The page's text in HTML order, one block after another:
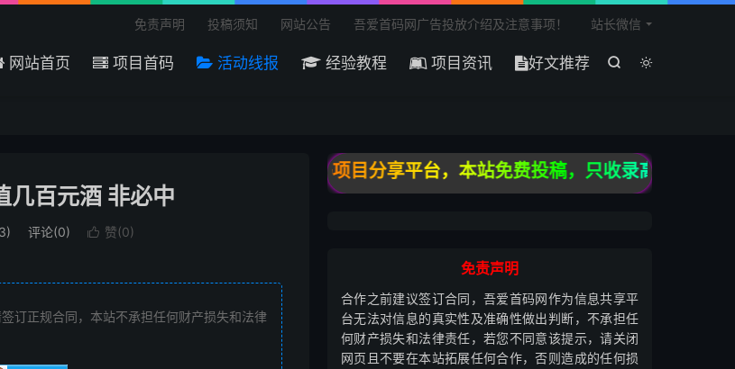


网站首页 项目首码 活动线报 经验教程 项目资讯 好文推荐
免责声明 投稿须知 网站公告 吾爱首码网广告投放介绍及注意事项！ 站长微信

几百元酒 非必中
评论(0)  赞(0)
订正规合同，本站不承担任何财产损失和法律
来到吾爱首码网 - 国内最大的首码项目分享平台，本站免费投稿，只收录高质量原创投稿
免责声明
合作之前建议签订合同，吾爱首码网作为信息共享平
台无法对信息的真实性及准确性做出判断，不承担任
何财产损失和法律责任，若您不同意该提示，请关闭
网页且不要在本站拓展任何合作，否则造成的任何损